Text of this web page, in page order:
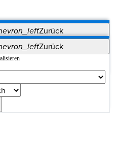
Zurück
OrthoPedia Patient
Synergy-Bildgebung und -Resektion
Zurück